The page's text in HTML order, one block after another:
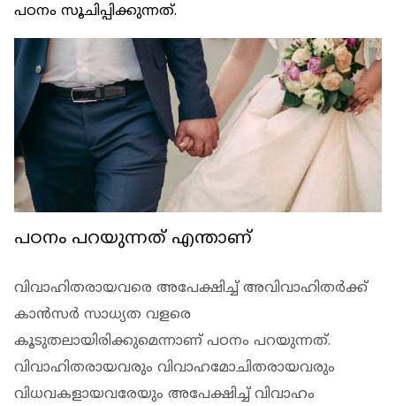
പഠനം സൂചിപ്പിക്കുന്നത്.
പഠനം പറയുന്നത് എന്താണ്
വിവാഹിതരായവരെ അപേക്ഷിച്ച് അവിവാഹിതര്‍ക്ക്
കാന്‍സര്‍ സാധ്യത വളരെ
കൂടുതലായിരിക്കുമെന്നാണ് പഠനം പറയുന്നത്.
വിവാഹിതരായവരും വിവാഹമോചിതരായവരും
വിധവകളായവരേയും അപേക്ഷിച്ച് വിവാഹം